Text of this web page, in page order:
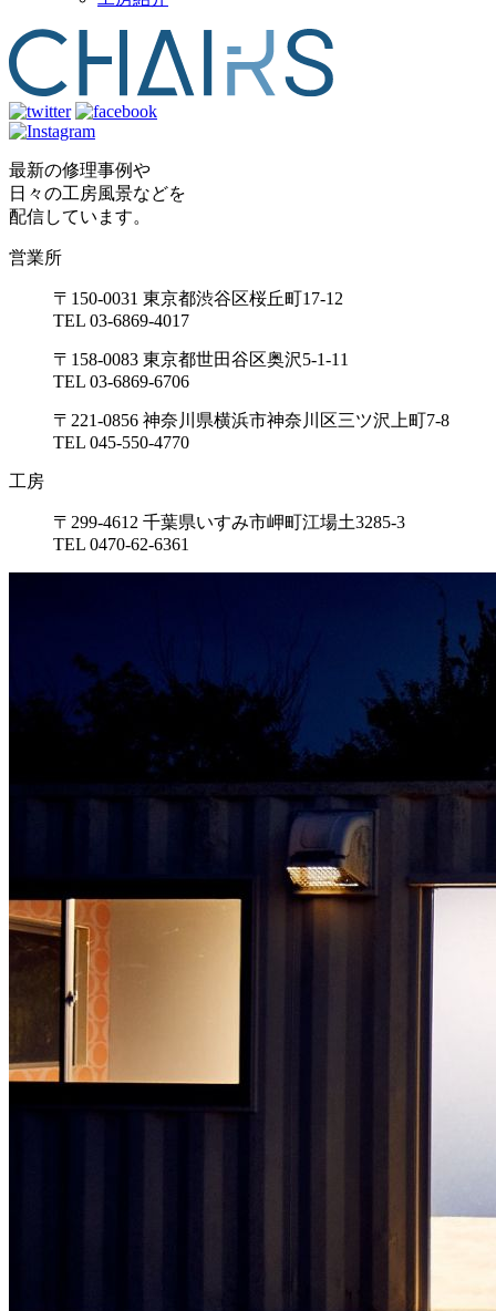
最新の修理事例や
日々の工房風景などを
配信しています。
営業所
〒150-0031 東京都渋谷区桜丘町17-12
TEL 03-6869-4017
〒158-0083 東京都世田谷区奥沢5-1-11
TEL 03-6869-6706
〒221-0856 神奈川県横浜市神奈川区三ツ沢上町7-8
TEL 045-550-4770
工房
〒299-4612 千葉県いすみ市岬町江場土3285-3
TEL 0470-62-6361